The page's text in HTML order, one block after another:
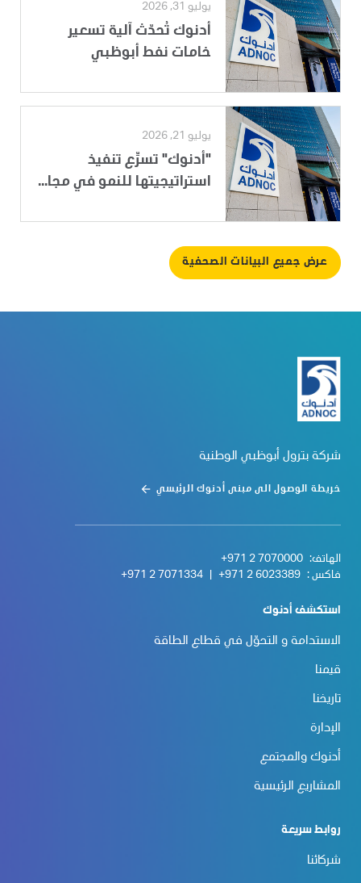
يوليو 31, 2026
أدنوك تُحدّث آلية تسعير
خامات نفط أبوظبي
يوليو 21, 2026
"أدنوك" تسرِّع تنفيذ
استراتيجيتها للنمو في مجا...
عرض جميع البيانات الصحفية
شركة بترول أبوظبي الوطنية
خريطة الوصول الى مبنى أدنوك الرئيسي
الهاتف: +971 2 7070000
فاكس : +971 2 6023389
+971 2 7071334
استكشف أدنوك
الاستدامة و التحوّل في قطاع الطاقة
قيمنا
تاريخنا
الإدارة
أدنوك والمجتمع
المشاريع الرئيسية
روابط سريعة
شركائنا